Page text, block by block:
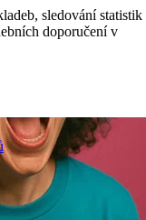
sledování statistik
doporučení v